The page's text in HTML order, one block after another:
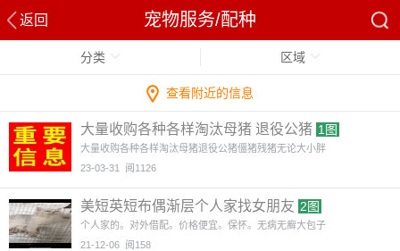
返回 宠物服务/配种
分类 区域
查看附近的信息
大量收购各种各样淘汰母猪 退役公猪 1图
大量收购各种各样淘汰母猪退役公猪僵猪残猪无论大小胖
23-03-31
阅1126
美短英短布偶渐层个人家找女朋友 2图
个人家的。对外借配。价格便宜。保怀。无病无癣大包子
21-12-06 阅158